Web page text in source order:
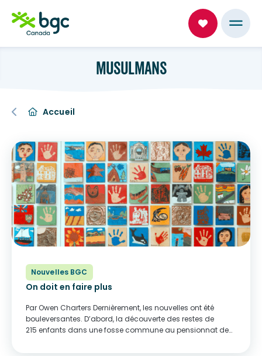
MUSULMANS
Accueil
Nouvelles BGC
On doit en faire plus
Par Owen Charters Dernièrement, les nouvelles ont été
bouleversantes. D’abord, la découverte des restes de
215 enfants dans une fosse commune au pensionnat de